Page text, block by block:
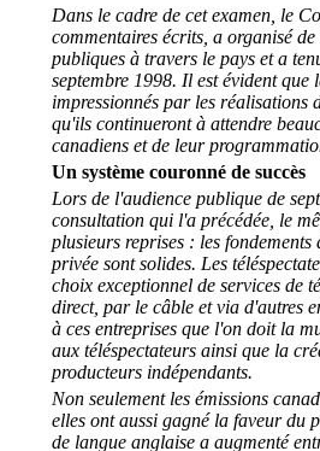
Dans le cadre de cet examen, le
commentaires écrits, a organisé
publiques à travers le pays et a
septembre 1998. Il est évident que
impressionnés par les réalisations
qu'ils continueront à attendre
canadiens et de leur
Un système couronné de succès
Lors de l'audience publique de
consultation qui l'a précédée, le
plusieurs reprises : les fondements
privée sont solides. Les
choix exceptionnel de services de
direct, par le câble et via d'autres
à ces entreprises que l'on doit la
aux téléspectateurs ainsi que la
producteurs indépendants.
Non seulement les émissions
elles ont aussi gagné la faveur du
de langue anglaise a augmenté